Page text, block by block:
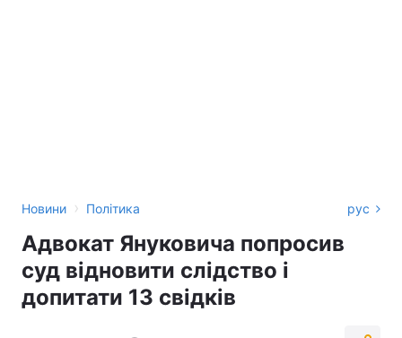
Новини › Політика рус
Адвокат Януковича попросив
суд відновити слідство і
допитати 13 свідків